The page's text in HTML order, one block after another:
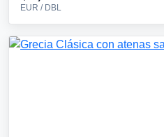
EUR / DBL